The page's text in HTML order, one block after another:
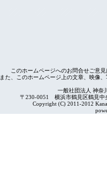
このホームページへのお問合せご意
また、このホームページ上の文章、映像
一般社団法人 神奈
〒230-0051 横浜市鶴見区鶴見
Copyright (C) 2011-2012